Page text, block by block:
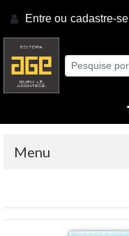
Entre ou cadastre-se
Menu